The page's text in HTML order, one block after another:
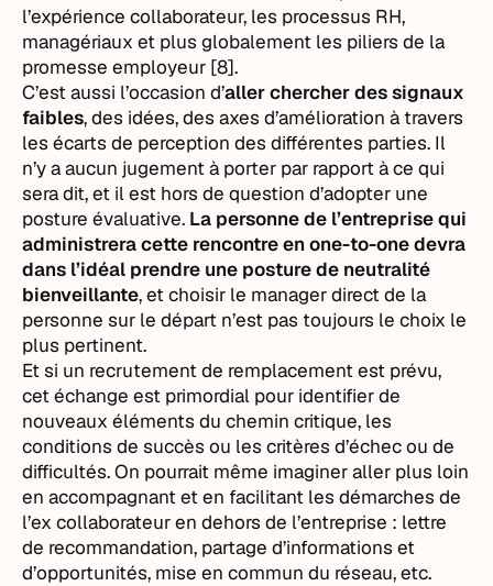
l’expérience collaborateur, les processus RH,
managériaux et plus globalement les piliers de la
promesse employeur [8].
C’est aussi l’occasion d’aller chercher des signaux
faibles, des idées, des axes d’amélioration à travers
les écarts de perception des différentes parties. Il
n’y a aucun jugement à porter par rapport à ce qui
sera dit, et il est hors de question d’adopter une
posture évaluative. La personne de l’entreprise qui
administrera cette rencontre en one-to-one devra
dans l’idéal prendre une posture de neutralité
bienveillante, et choisir le manager direct de la
personne sur le départ n’est pas toujours le choix le
plus pertinent.
Et si un recrutement de remplacement est prévu,
cet échange est primordial pour identifier de
nouveaux éléments du chemin critique, les
conditions de succès ou les critères d’échec ou de
difficultés. On pourrait même imaginer aller plus loin
en accompagnant et en facilitant les démarches de
l’ex collaborateur en dehors de l’entreprise : lettre
de recommandation, partage d’informations et
d’opportunités, mise en commun du réseau, etc.